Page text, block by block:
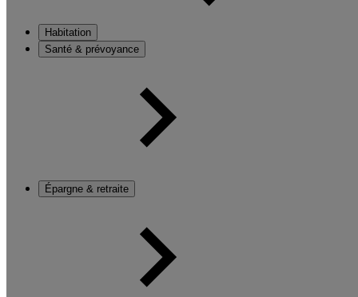
Habitation
Santé & prévoyance
Épargne & retraite